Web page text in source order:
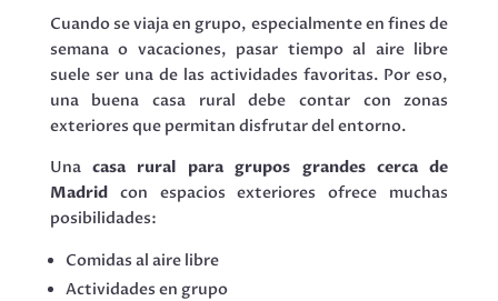
Cuando se viaja en grupo, especialmente en fines de
semana o vacaciones, pasar tiempo al aire libre
suele ser una de las actividades favoritas. Por eso,
una buena casa rural debe contar con zonas
exteriores que permitan disfrutar del entorno.
Unacasa rural para grupos grandes cerca de
Madridcon espacios exteriores ofrece muchas
posibilidades:
Comidas al aire libre
Actividades en grupo